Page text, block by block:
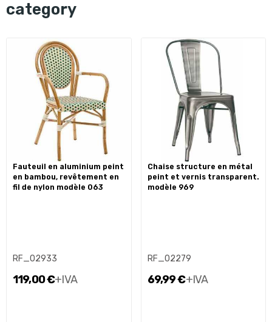
category
fauteuil en aluminium peint
en bambou, revêtement en
fil de nylon modèle 063
RF_02933
119,00 €+IVA
chaise structure en métal
peint et vernis transparent.
modèle 969
RF_02279
69,99 €+IVA